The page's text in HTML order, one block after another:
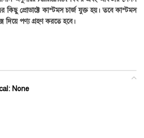
প্রোডাক্টে কাস্টমস চার্জ যুক্ত হয়। তবে কাস্টমস
দিয়ে পণ্য গ্রহণ করতে হবে।
None